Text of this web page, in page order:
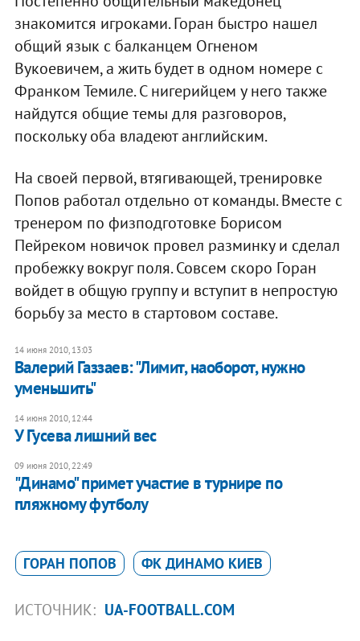
знакомится игроками. Горан быстро нашел
общий язык с балканцем Огненом
Вукоевичем, а жить будет в одном номере с
Франком Темиле. С нигерийцем у него также
найдутся общие темы для разговоров,
поскольку оба владеют английским.
На своей первой, втягивающей, тренировке
Попов работал отдельно от команды. Вместе с
тренером по физподготовке Борисом
Пейреком новичок провел разминку и сделал
пробежку вокруг поля. Совсем скоро Горан
войдет в общую группу и вступит в непростую
борьбу за место в стартовом составе.
14 июня 2010, 13:03
Валерий Газзаев: "Лимит, наоборот, нужно
уменьшить"
14 июня 2010, 12:44
У Гусева лишний вес
09 июня 2010, 22:49
"Динамо" примет участие в турнире по
пляжному футболу
ГОРАН ПОПОВ ФК ДИНАМО КИЕВ
ИСТОЧНИК: UA-FOOTBALL.COM